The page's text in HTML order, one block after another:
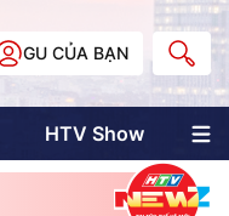
GU CỦA BẠN
HTV Show
Multimedia